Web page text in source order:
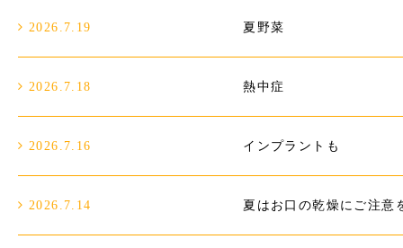
2026.7.19 夏野菜
2026.7.18 熱中症
2026.7.16 インプラントも
2026.7.14 夏はお口の乾燥にご注意